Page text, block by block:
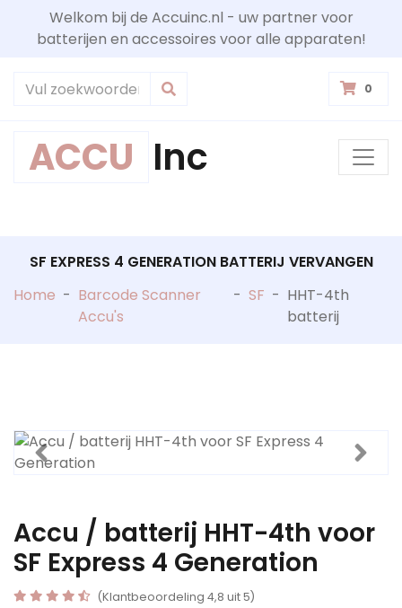
Welkom bij de Accuinc.nl - uw partner voor
batterijen en accessoires voor alle apparaten!
0
ACCU Inc
SF EXPRESS 4 GENERATION BATTERIJ VERVANGEN
Home - Barcode Scanner
Accu's
- SF - HHT-4th
batterij
Accu / batterij HHT-4th voor
SF Express 4 Generation
(Klantbeoordeling 4,8 uit 5)